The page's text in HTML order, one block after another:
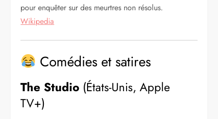
pour enquêter sur des meurtres non résolus.
Wikipedia
Comédies et satires
The Studio (États-Unis, Apple
TV+)